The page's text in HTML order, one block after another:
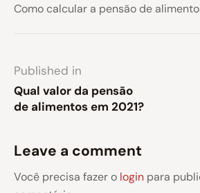
Como calcular a pensão de
Published in
Qual valor da pensão
de alimentos em 2021?
Leave a comment
Você precisa fazer o login para